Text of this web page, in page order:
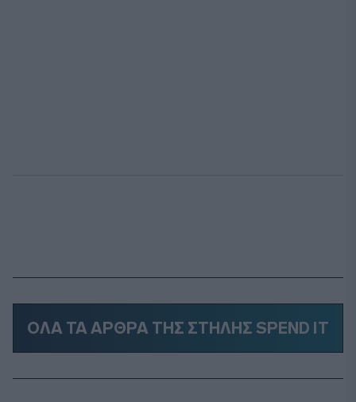
ΟΛΑ ΤΑ ΑΡΘΡΑ ΤΗΣ ΣΤΗΛΗΣ SPEND IT